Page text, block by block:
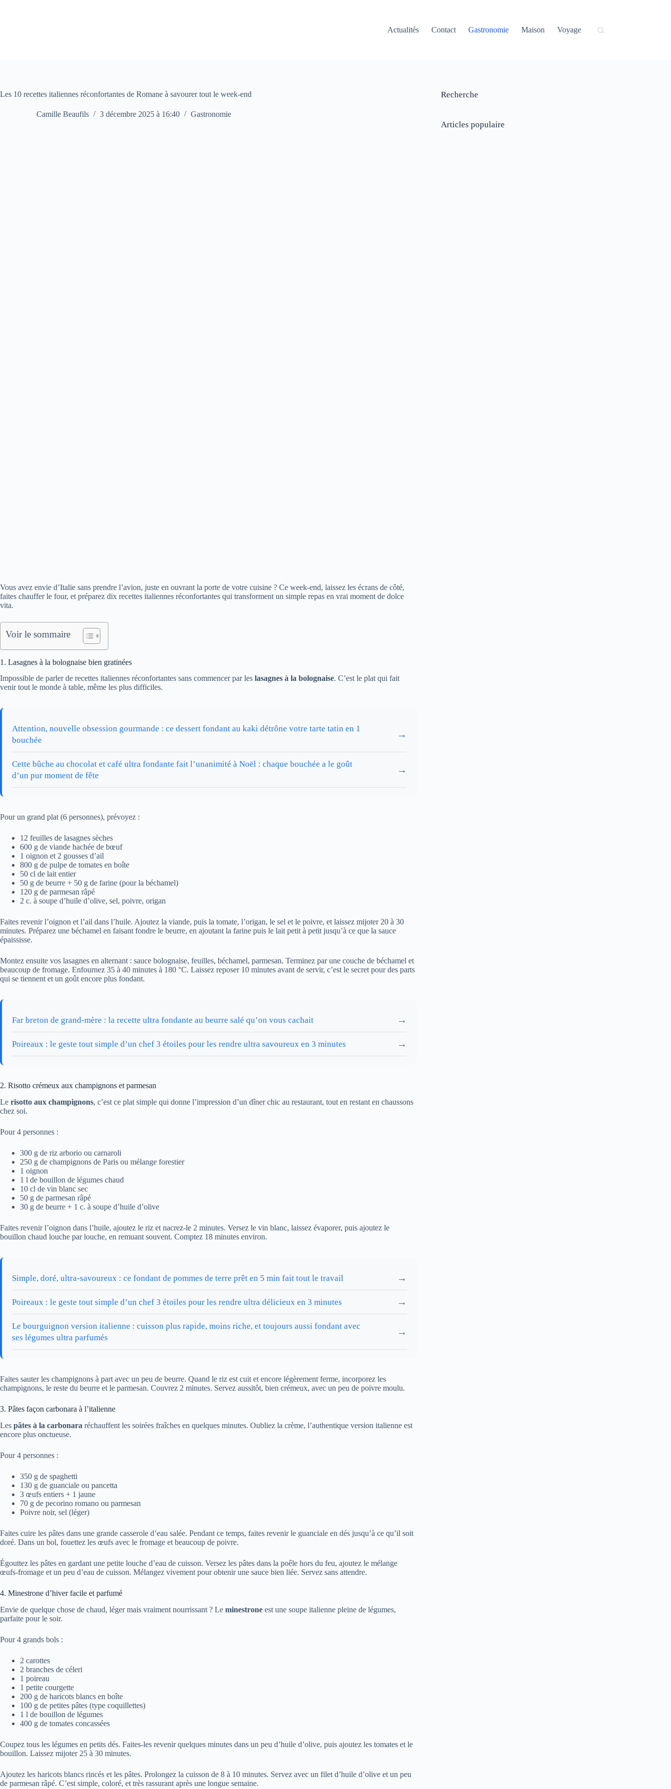
Actualités
Contact Gastronomie Maison Voyage
Les 10 recettes italiennes réconfortantes de Romane à savourer tout le week-end
Camille Beaufils 3 décembre 2025 à 16:40 Gastronomie
Vous avez envie d’Italie sans prendre l’avion, juste en ouvrant la porte de votre cuisine ? Ce week-end, laissez les écrans de côté,
faites chauffer le four, et préparez dix recettes italiennes réconfortantes qui transforment un simple repas en vrai moment de dolce
vita.
Voir le sommaire
1. Lasagnes à la bolognaise bien gratinées
Impossible de parler de recettes italiennes réconfortantes sans commencer par les lasagnes à la bolognaise. C’est le plat qui fait
venir tout le monde à table, même les plus difficiles.
Attention, nouvelle obsession gourmande : ce dessert fondant au kaki détrône votre tarte tatin en 1
bouchée
→
Cette bûche au chocolat et café ultra fondante fait l’unanimité à Noël : chaque bouchée a le goût
d’un pur moment de fête
→
Pour un grand plat (6 personnes), prévoyez :
12 feuilles de lasagnes sèches
600 g de viande hachée de bœuf
1 oignon et 2 gousses d’ail
800 g de pulpe de tomates en boîte
50 cl de lait entier
50 g de beurre + 50 g de farine (pour la béchamel)
120 g de parmesan râpé
2 c. à soupe d’huile d’olive, sel, poivre, origan
Faites revenir l’oignon et l’ail dans l’huile. Ajoutez la viande, puis la tomate, l’origan, le sel et le poivre, et laissez mijoter 20 à 30
minutes. Préparez une béchamel en faisant fondre le beurre, en ajoutant la farine puis le lait petit à petit jusqu’à ce que la sauce
épaississe.
Montez ensuite vos lasagnes en alternant : sauce bolognaise, feuilles, béchamel, parmesan. Terminez par une couche de béchamel et
beaucoup de fromage. Enfournez 35 à 40 minutes à 180 °C. Laissez reposer 10 minutes avant de servir, c’est le secret pour des parts
qui se tiennent et un goût encore plus fondant.
Far breton de grand-mère : la recette ultra fondante au beurre salé qu’on vous cachait →
Poireaux : le geste tout simple d’un chef 3 étoiles pour les rendre ultra savoureux en 3 minutes →
2. Risotto crémeux aux champignons et parmesan
Le risotto aux champignons, c’est ce plat simple qui donne l’impression d’un dîner chic au restaurant, tout en restant en chaussons
chez soi.
Pour 4 personnes :
300 g de riz arborio ou carnaroli
250 g de champignons de Paris ou mélange forestier
1 oignon
1 l de bouillon de légumes chaud
10 cl de vin blanc sec
50 g de parmesan râpé
30 g de beurre + 1 c. à soupe d’huile d’olive
Faites revenir l’oignon dans l’huile, ajoutez le riz et nacrez-le 2 minutes. Versez le vin blanc, laissez évaporer, puis ajoutez le
bouillon chaud louche par louche, en remuant souvent. Comptez 18 minutes environ.
Simple, doré, ultra-savoureux : ce fondant de pommes de terre prêt en 5 min fait tout le travail →
Poireaux : le geste tout simple d’un chef 3 étoiles pour les rendre ultra délicieux en 3 minutes →
Le bourguignon version italienne : cuisson plus rapide, moins riche, et toujours aussi fondant avec
ses légumes ultra parfumés
→
Faites sauter les champignons à part avec un peu de beurre. Quand le riz est cuit et encore légèrement ferme, incorporez les
champignons, le reste du beurre et le parmesan. Couvrez 2 minutes. Servez aussitôt, bien crémeux, avec un peu de poivre moulu.
3. Pâtes façon carbonara à l’italienne
Les pâtes à la carbonara réchauffent les soirées fraîches en quelques minutes. Oubliez la crème, l’authentique version italienne est
encore plus onctueuse.
Pour 4 personnes :
350 g de spaghetti
130 g de guanciale ou pancetta
3 œufs entiers + 1 jaune
70 g de pecorino romano ou parmesan
Poivre noir, sel (léger)
Faites cuire les pâtes dans une grande casserole d’eau salée. Pendant ce temps, faites revenir le guanciale en dés jusqu’à ce qu’il soit
doré. Dans un bol, fouettez les œufs avec le fromage et beaucoup de poivre.
Égouttez les pâtes en gardant une petite louche d’eau de cuisson. Versez les pâtes dans la poêle hors du feu, ajoutez le mélange
œufs-fromage et un peu d’eau de cuisson. Mélangez vivement pour obtenir une sauce bien liée. Servez sans attendre.
4. Minestrone d’hiver facile et parfumé
Envie de quelque chose de chaud, léger mais vraiment nourrissant ? Le minestrone est une soupe italienne pleine de légumes,
parfaite pour le soir.
Pour 4 grands bols :
2 carottes
2 branches de céleri
1 poireau
1 petite courgette
200 g de haricots blancs en boîte
100 g de petites pâtes (type coquillettes)
1 l de bouillon de légumes
400 g de tomates concassées
Coupez tous les légumes en petits dés. Faites-les revenir quelques minutes dans un peu d’huile d’olive, puis ajoutez les tomates et le
bouillon. Laissez mijoter 25 à 30 minutes.
Ajoutez les haricots blancs rincés et les pâtes. Prolongez la cuisson de 8 à 10 minutes. Servez avec un filet d’huile d’olive et un peu
de parmesan râpé. C’est simple, coloré, et très rassurant après une longue semaine.
Recherche
Articles populaire